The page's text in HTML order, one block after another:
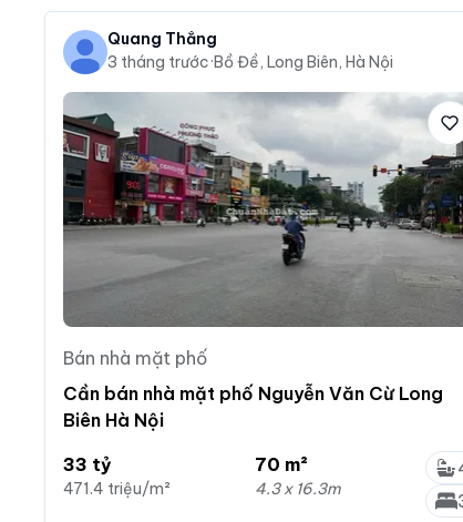
Quang Thắng
3 tháng trước·Bồ Đề, Long Biên, Hà Nội
Bán nhà mặt phố
Cần bán nhà mặt phố Nguyễn Văn Cừ Long
Biên Hà Nội
33 tỷ
471.4 triệu/m²
70 m²
4.3 x 16.3m